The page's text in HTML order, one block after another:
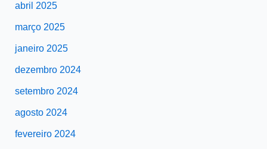
abril 2025
março 2025
janeiro 2025
dezembro 2024
setembro 2024
agosto 2024
fevereiro 2024